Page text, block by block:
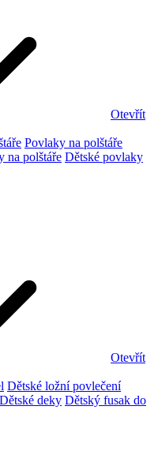
Otevřít
Povlaky na polštáře
na polštáře Dětské povlaky
Otevřít
Dětské ložní povlečení
Dětské deky Dětský fusak do